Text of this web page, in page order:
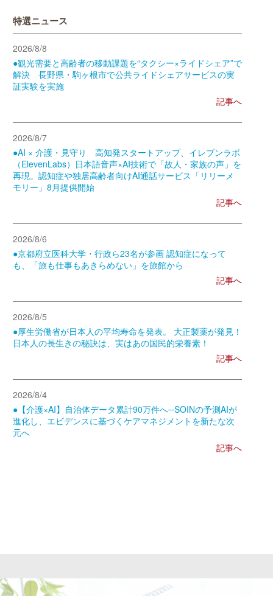
特選ニュース
2026/8/8
●観光需要と高齢者の移動課題を“タクシー×ライドシェア”で
解決 長野県・駒ヶ根市で公共ライドシェアサービスの実
証実験を実施
記事へ
2026/8/7
●AI × 介護・見守り 高知発スタートアップ、イレブンラボ
（ElevenLabs）日本語音声×AI技術で「故人・家族の声」を
再現。認知症や独居高齢者向けAI通話サービス「リリーメ
モリー」8月提供開始
記事へ
2026/8/6
●京都府立医科大学・行政ら23名が参画 認知症になって
も、「旅も仕事もあきらめない」を旅館から
記事へ
2026/8/5
●厚生労働省が日本人の平均寿命を発表。 大正製薬が発見！
日本人の長生きの秘訣は、実はあの国民的栄養素！
記事へ
2026/8/4
●【介護×AI】自治体データ累計90万件へ─SOINの予測AIが
進化し、エビデンスに基づくケアマネジメントを新たな次
元へ
記事へ